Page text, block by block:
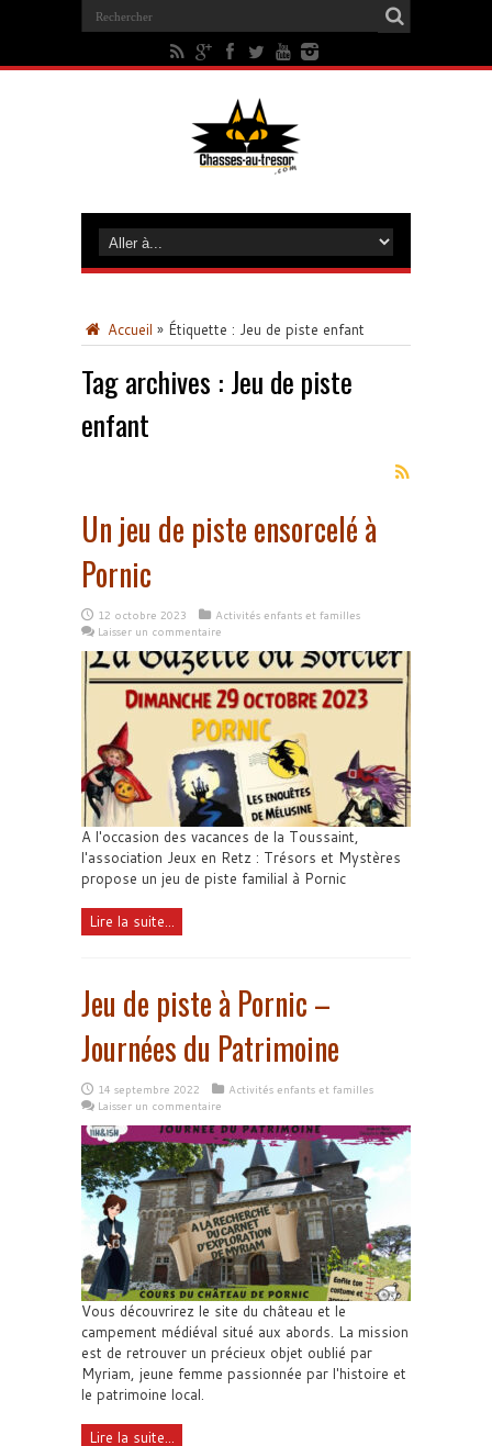
Accueil » Étiquette : Jeu de piste enfant
Tag archives : Jeu de piste
enfant
Un jeu de piste ensorcelé à
Pornic
12 octobre 2023
Activités enfants et familles
Laisser un commentaire
A l'occasion des vacances de la Toussaint,
l'association Jeux en Retz : Trésors et Mystères
propose un jeu de piste familial à Pornic
Lire la suite...
Jeu de piste à Pornic –
Journées du Patrimoine
14 septembre 2022
Activités enfants et familles
Laisser un commentaire
Vous découvrirez le site du château et le
campement médiéval situé aux abords. La mission
est de retrouver un précieux objet oublié par
Myriam, jeune femme passionnée par l'histoire et
le patrimoine local.
Lire la suite...